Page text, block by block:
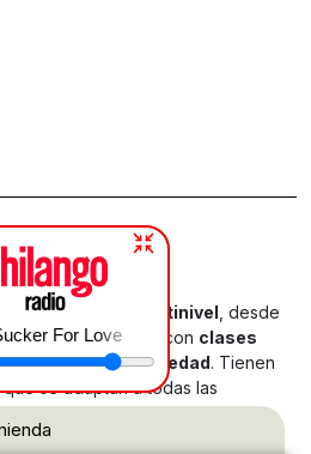
ofrece clases multinivel , desde
además cuenta con clases
de la tercera edad. Tienen
se adaptan a todas las
de 30 días.